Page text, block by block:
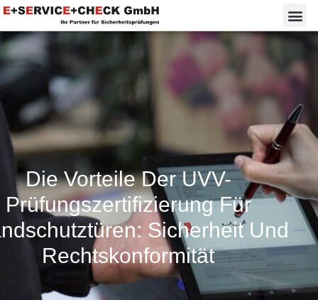
Die Vorteile Der UVV-
Prüfungszertifizierung Für
Sicherheit Und
Rechtskonformität